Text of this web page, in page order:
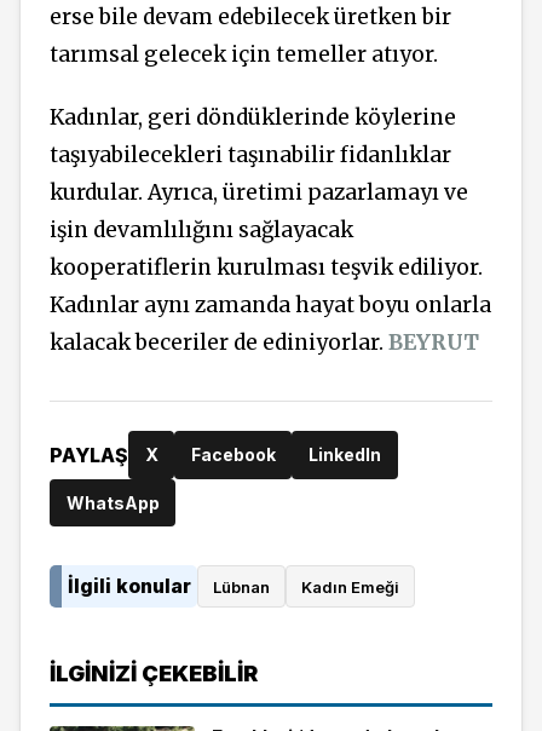
erse bile devam edebilecek üretken bir
tarımsal gelecek için temeller atıyor.
Kadınlar, geri döndüklerinde köylerine
taşıyabilecekleri taşınabilir fidanlıklar
kurdular. Ayrıca, üretimi pazarlamayı ve
işin devamlılığını sağlayacak
kooperatiflerin kurulması teşvik ediliyor.
Kadınlar aynı zamanda hayat boyu onlarla
kalacak beceriler de ediniyorlar. BEYRUT
PAYLAŞ X Facebook LinkedIn
WhatsApp
İlgili konular Lübnan Kadın Emeği
İLGINIZI ÇEKEBILIR